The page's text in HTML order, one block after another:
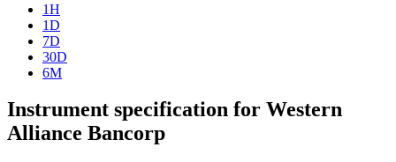
1H
1D
7D
30D
6M
Instrument specification for Western
Alliance Bancorp